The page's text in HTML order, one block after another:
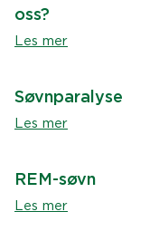
oss?
Les mer
Søvnparalyse
Les mer
REM-søvn
Les mer